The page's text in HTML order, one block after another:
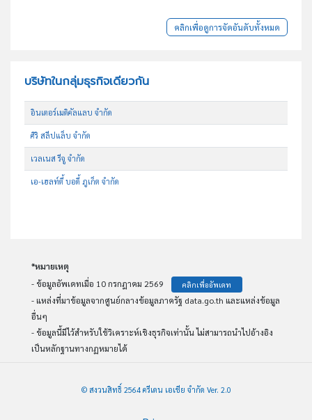
คลิกเพื่อดูการจัดอันดับทั้งหมด
บริษัทในกลุ่มธุรกิจเดียวกัน
อินเตอร์เมดิคัลแลบ จำกัด
ศิริ สลีปแล็บ จำกัด
เวลเนส รีจู จำกัด
เอ-เฮลท์ตี้ บอดี้ ภูเก็ต จำกัด
*หมายเหตุ
- ข้อมูลอัพเดทเมื่อ 10 กรกฎาคม 2569
คลิกเพื่ออัพเดท
- แหล่งที่มาข้อมูลจากศูนย์กลางข้อมูลภาครัฐ data.go.th และแหล่งข้อมูล
อื่นๆ
- ข้อมูลนี้มีไว้สำหรับใช้วิเคราะห์เชิงธุรกิจเท่านั้น ไม่สามารถนำไปอ้างอิง
เป็นหลักฐานทางกฏหมายได้
© สงวนสิทธิ์ 2564 ครีเดน เอเชีย จำกัด Ver. 2.0